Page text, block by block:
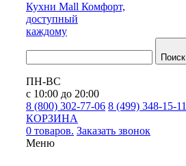
Кухни Mall Комфорт,
доступный
каждому
Поиск
ПН-ВС
с 10:00 до 20:00
8 (800) 302-77-06 8 (499) 348-15-11
КОРЗИНА
0 товаров. Заказать звонок
Меню